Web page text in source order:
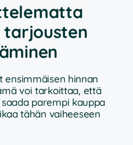
ensimmäisen hinnan
voi tarkoittaa, että
parempi kauppa
tähän vaiheeseen